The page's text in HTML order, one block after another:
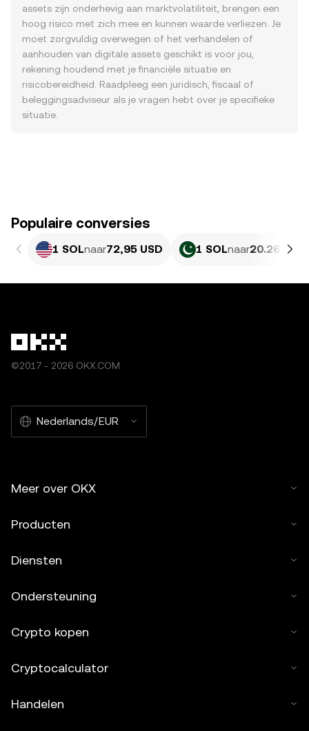
assets zijn onderhevig aan marktvolatiliteit, brengen een
hoog risico met zich mee en kunnen waarde verliezen. Je
moet zorgvuldig overwegen of het verhandelen of
aanhouden van digitale assets geschikt is voor jou,
rekening houdend met je financiële situatie en
risicobereidheid. Raadpleeg een juridisch, fiscaal of
beleggingsadviseur als je vragen hebt over je specifieke
situatie.
Populaire conversies
1 SOLnaar72,95 USD 1 SOLnaar20.261,86
©2017 - 2026 OKX.COM
Nederlands/EUR
Meer over OKX
Producten
Diensten
Ondersteuning
Crypto kopen
Cryptocalculator
Handelen